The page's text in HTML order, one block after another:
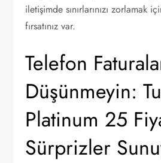
iletişimde sınırlarınızı zorlamak
fırsatınız var.
Telefon
Düşünmeyin:
Platinum 25
Sürprizler